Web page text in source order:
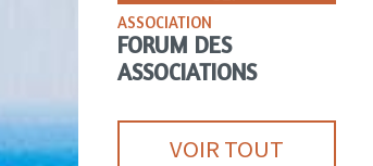
ASSOCIATION
FORUM DES
ASSOCIATIONS
VOIR TOUT